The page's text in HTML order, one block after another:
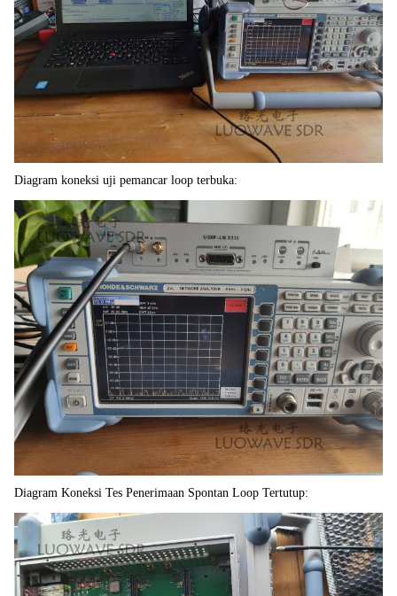
Diagram koneksi uji pemancar loop terbuka:
Diagram Koneksi Tes Penerimaan Spontan Loop Tertutup: